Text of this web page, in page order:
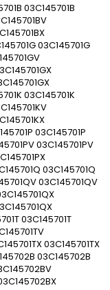
03C145701B
03C145701G
03C145701K
03C145701P
03C145701PV
03C145701Q
03C145701QV
03C145701T
03C145701TX
03C145702B